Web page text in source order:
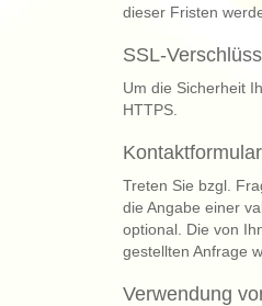
dieser Fristen
SSL-
Um die Sicherheit
HTTPS.
Kontaktformular
Treten Sie bzgl.
die Angabe einer
optional. Die von
gestellten Anfrage
Verwendung